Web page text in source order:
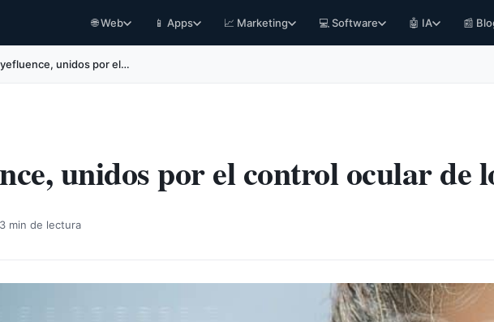
🌐 Web 📱 Apps 📈 Marketing 💻 Software 🤖 IA 📰
unidos por el…
unidos por el control ocular de
3 min de lectura